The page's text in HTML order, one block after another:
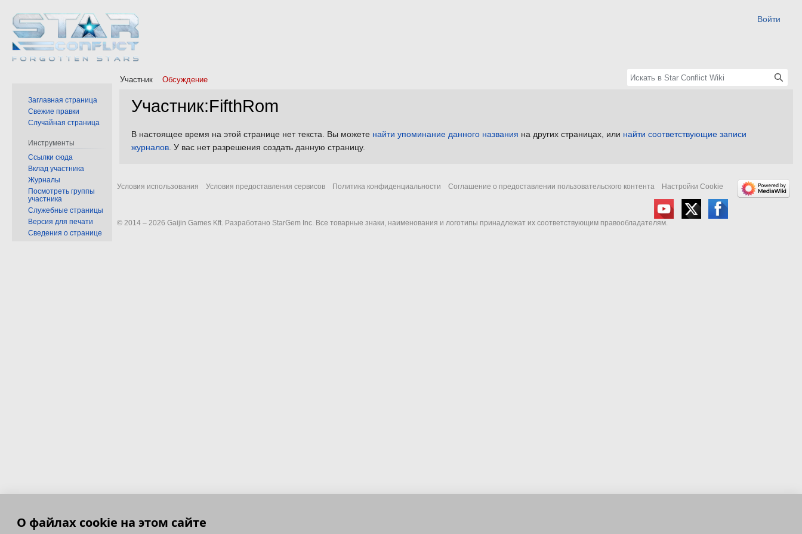
О файлах cookie на этом сайте
Участник:FifthRom
Перейти
к
Перейти
к
В настоящее время на этой странице нет текста. Вы можете найти упоминание данного названия на других страницах, или найти соответствующие записи
журналов У вас нет разрешения создать данную страницу.
Войти
Участник Обсуждение
Заглавная страница
Свежие правки
Случайная страница
Инструменты
Ссылки сюда
Вклад участника
Журналы
Посмотреть группы
участника
Служебные страницы
Версия для печати
Сведения о странице
Условия использования Условия предоставления сервисов Политика конфиденциальности Соглашение о предоставлении пользовательского контента Настройки Cookie
© 2014 – 2026 Gaijin Games Kft. Разработано StarGem Inc. Все товарные знаки, наименования и логотипы принадлежат их соответствующим правообладателям.